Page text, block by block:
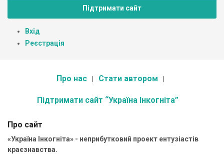
Підтримати сайт
Вхід
Реєстрація
Про нас Стати автором
Підтримати сайт “Україна Інкогніта”
Про сайт
«Україна Інкогніта» - неприбутковий проект ентузіастів
краєзнавства.